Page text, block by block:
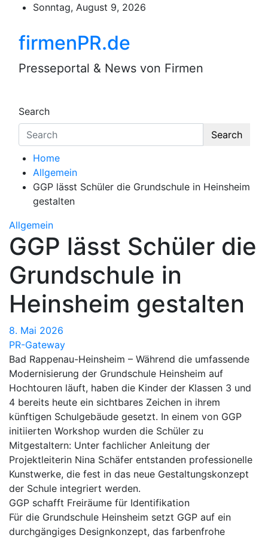
content
Sonntag, August 9, 2026
firmenPR.de
Presseportal & News von Firmen
Search
Search
Home
Allgemein
GGP lässt Schüler die Grundschule in Heinsheim
gestalten
Allgemein
GGP lässt Schüler die
Grundschule in
Heinsheim gestalten
8. Mai 2026
PR-Gateway
Bad Rappenau-Heinsheim – Während die umfassende
Modernisierung der Grundschule Heinsheim auf
Hochtouren läuft, haben die Kinder der Klassen 3 und
4 bereits heute ein sichtbares Zeichen in ihrem
künftigen Schulgebäude gesetzt. In einem von GGP
initiierten Workshop wurden die Schüler zu
Mitgestaltern: Unter fachlicher Anleitung der
Projektleiterin Nina Schäfer entstanden professionelle
Kunstwerke, die fest in das neue Gestaltungskonzept
der Schule integriert werden.
GGP schafft Freiräume für Identifikation
Für die Grundschule Heinsheim setzt GGP auf ein
durchgängiges Designkonzept, das farbenfrohe